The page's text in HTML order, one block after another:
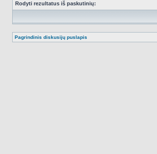
Rodyti rezultatus iš paskutinių:
Pagrindinis diskusijų puslapis